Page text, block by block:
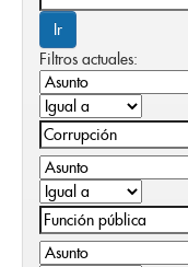
Filtros actuales: